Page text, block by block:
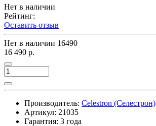
Нет в наличии
Рейтинг:
Оставить отзыв
Нет в наличии 16490
16 490 р.
Производитель: Celestron (Селестрон)
Артикул: 21035
Гарантия: 3 года